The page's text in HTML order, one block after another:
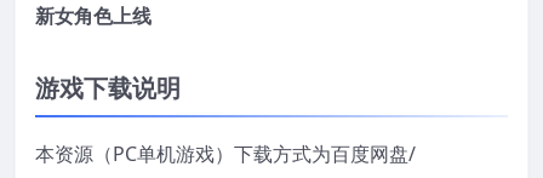
新女角色上线
游戏下载说明
本资源（PC单机游戏）下载方式为百度网盘/